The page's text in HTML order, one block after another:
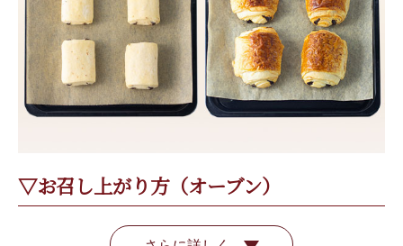
▽お召し上がり方（オーブン）